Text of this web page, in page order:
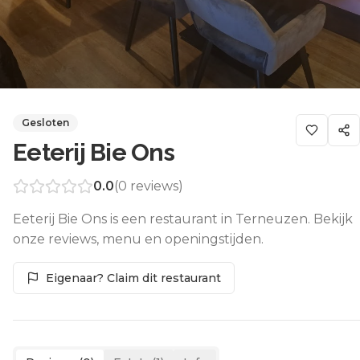
Gesloten
Eeterij Bie Ons
0.0(0 reviews)
Eeterij Bie Ons is een restaurant in Terneuzen. Bekijk
onze reviews, menu en openingstijden.
Eigenaar? Claim dit restaurant